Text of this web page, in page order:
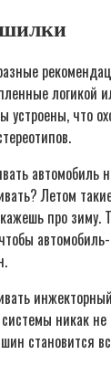
логикой
устроены, что
автомобиль
Летом
про зиму.
никак не
становится